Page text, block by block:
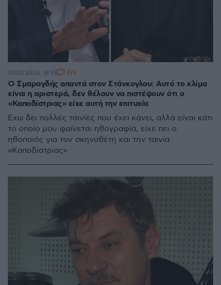
Ο Σμαραγδής απαντά στον Στάνκογλου: Αυτό το κλίμα
είναι η αριστερά, δεν θέλουν να πιστέψουν ότι ο
«Καποδίστριας» είχε αυτή την επιτυχία
Έχω δει πολλές ταινίες που έχει κάνει, αλλά είναι κάτι
το οποίο μου φαίνεται ηθογραφία, είχε πει ο
ηθοποιός για τον σκηνοθέτη και την ταινία
«Καποδίστριας»
09.02.2026, 18:15 474